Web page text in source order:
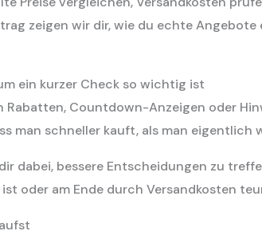
zeigen wir dir, wie du echte
ein kurzer Check so wichtig ist
Countdown-Anzeigen oder
man schneller kauft, als man eigentlich
dabei, bessere Entscheidungen zu
oder am Ende durch Versandkosten